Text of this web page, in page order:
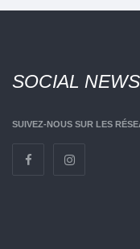
SOCIAL NEWS
SUIVEZ-NOUS SUR LES